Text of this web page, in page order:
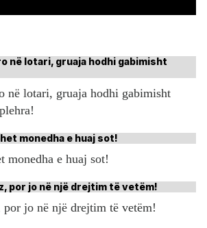
në lotari, gruaja hodhi gabimisht
monedha e huaj sot!
jo në një drejtim të vetëm!